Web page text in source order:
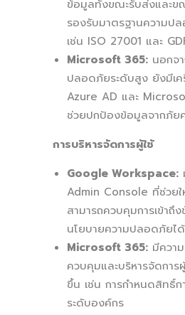
ข้อมูลทั้งขณะรับส่งและข
รองรับมาตรฐานความป
เช่น ISO 27001 และ
Microsoft 365: นอกจ
ปลอดภัยระดับสูง ยังมีเ
Azure AD และ
ช่วยปกป้องข้อมูลจากภัย
การบริหารจัดการผู้ใช้
Google Workspace:
Admin Console ที่ช่วย
สามารถควบคุมการเข้าถึ
นโยบายความปลอดภัยได้
Microsoft 365: มีควา
ควบคุมและบริหารจัดการ
ขึ้น เช่น การกำหนดสิทธิ์ก
ระดับองค์กร